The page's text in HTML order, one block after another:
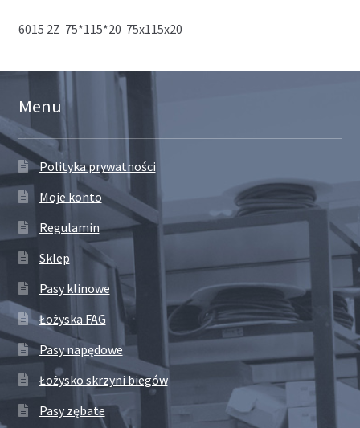
6015 2Z 75*115*20 75x115x20
Menu
Polityka prywatności
Moje konto
Regulamin
Sklep
Pasy klinowe
Łożyska FAG
Pasy napędowe
Łożysko skrzyni biegów
Pasy zębate